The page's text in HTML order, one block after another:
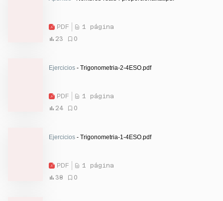
PDF
1 página
23
0
Ejercicios - Trigonometria-2-4ESO.pdf
PDF
1 página
24
0
Ejercicios - Trigonometria-1-4ESO.pdf
PDF
1 página
38
0